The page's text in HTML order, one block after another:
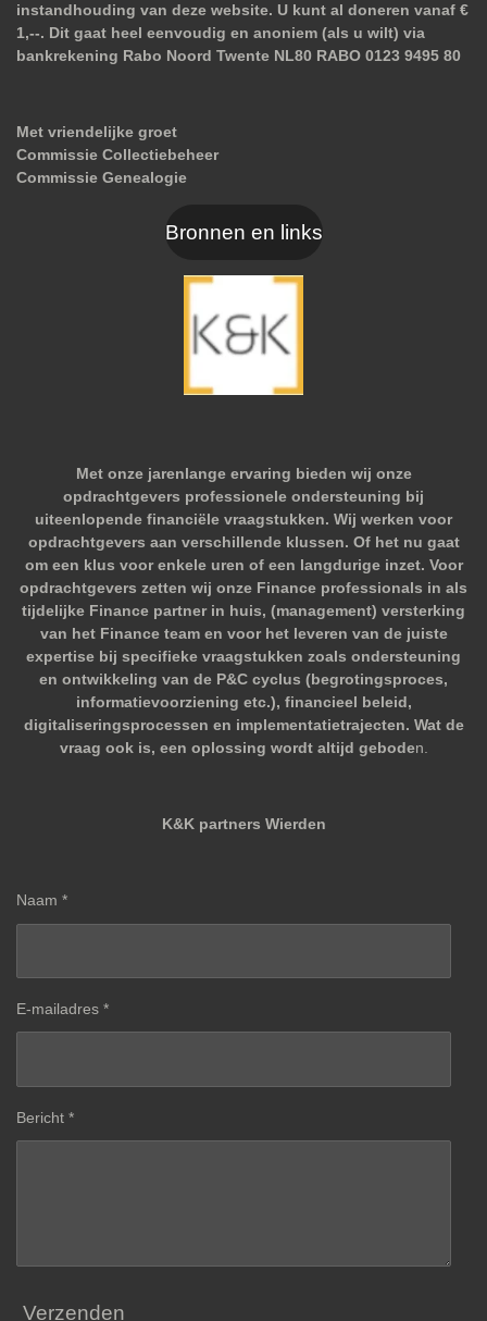
instandhouding van deze website. U kunt al doneren vanaf €
1,--. Dit gaat heel eenvoudig en anoniem (als u wilt) via
bankrekening Rabo Noord Twente NL80 RABO 0123 9495 80
Met vriendelijke groet
Commissie Collectiebeheer
Commissie Genealogie
Bronnen en links
Met onze jarenlange ervaring bieden wij onze
opdrachtgevers professionele ondersteuning bij
uiteenlopende financiële vraagstukken. Wij werken voor
opdrachtgevers aan verschillende klussen. Of het nu gaat
om een klus voor enkele uren of een langdurige inzet. Voor
opdrachtgevers zetten wij onze Finance professionals in als
tijdelijke Finance partner in huis, (management) versterking
van het Finance team en voor het leveren van de juiste
expertise bij specifieke vraagstukken zoals ondersteuning
en ontwikkeling van de P&C cyclus (begrotingsproces,
informatievoorziening etc.), financieel beleid,
digitaliseringsprocessen en implementatietrajecten. Wat de
vraag ook is, een oplossing wordt altijd geboden.
K&K partners Wierden
Naam *
E-mailadres *
Bericht *
Verzenden